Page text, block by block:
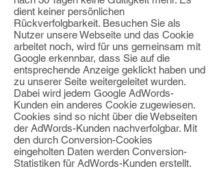
dient keiner persönlichen
Rückverfolgbarkeit. Besuchen Sie als
Nutzer unsere Webseite und das Cookie
arbeitet noch, wird für uns gemeinsam mit
Google erkennbar, dass Sie auf die
entsprechende Anzeige geklickt haben und
zu unserer Seite weitergeleitet wurden.
Dabei wird jedem Google AdWords-
Kunden ein anderes Cookie zugewiesen.
Cookies sind so nicht über die Webseiten
der AdWords-Kunden nachverfolgbar. Mit
den durch Conversion-Cookies
eingeholten Daten werden Conversion-
Statistiken für AdWords-Kunden erstellt.